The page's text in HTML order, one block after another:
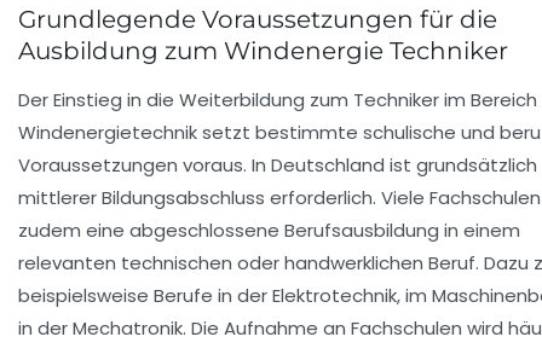
Grundlegende Voraussetzungen für die
Ausbildung zum Windenergie Techniker
Der Einstieg in die Weiterbildung zum Techniker im Bereich
Windenergietechnik setzt bestimmte schulische und
Voraussetzungen voraus. In Deutschland ist grundsätzlich
mittlerer Bildungsabschluss erforderlich. Viele
zudem eine abgeschlossene Berufsausbildung in einem
relevanten technischen oder handwerklichen Beruf. Dazu
beispielsweise Berufe in der Elektrotechnik, im
in der Mechatronik. Die Aufnahme an Fachschulen wird